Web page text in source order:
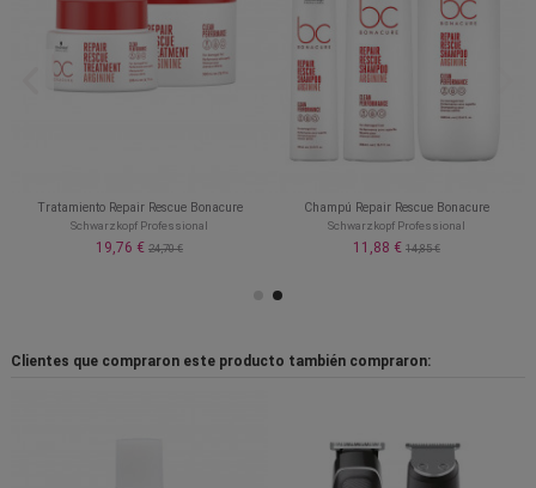
Tratamiento Repair Rescue Bonacure
Schwarzkopf Professional
19,76 € 24,70 €
Champú Repair Rescue Bonacure
Schwarzkopf Professional
11,88 € 14,85 €
Clientes que compraron este producto también compraron: